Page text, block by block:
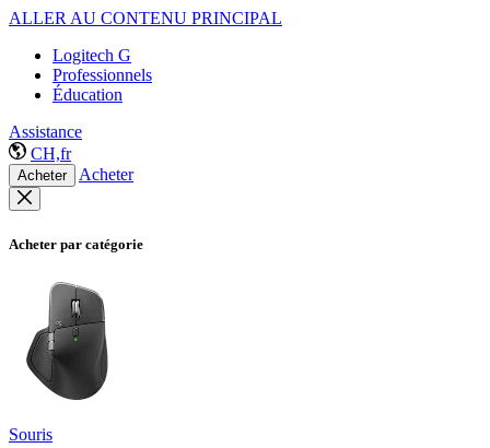
ALLER AU CONTENU PRINCIPAL
Logitech G
Professionnels
Éducation
Assistance
CH,fr
Acheter Acheter
Acheter par catégorie
Souris